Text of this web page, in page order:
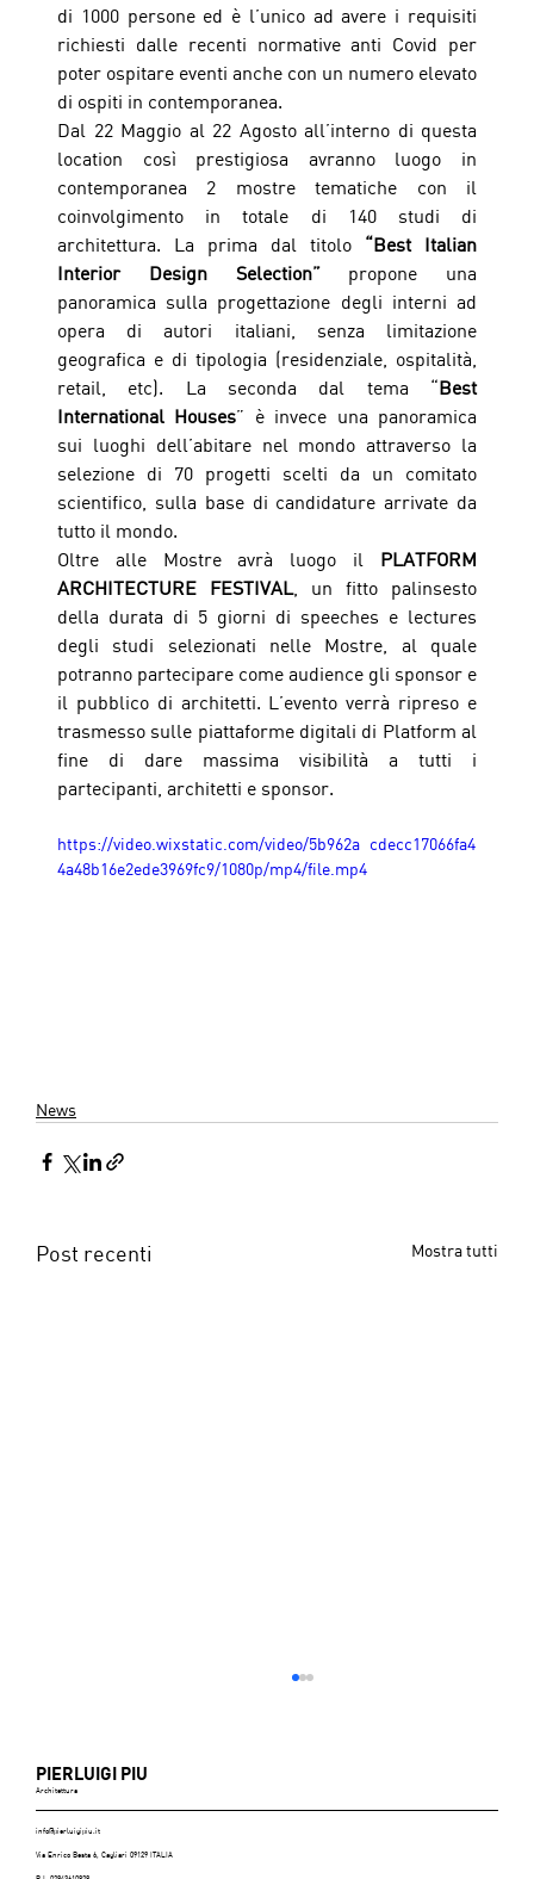
di 1000 persone ed è l’unico ad avere i requisiti
richiesti dalle recenti normative anti Covid per
poter ospitare eventi anche con un numero elevato
di ospiti in contemporanea.
Dal 22 Maggio al 22 Agosto all’interno di questa
location così prestigiosa avranno luogo in
contemporanea 2 mostre tematiche con il
coinvolgimento in totale di 140 studi di
architettura. La prima dal titolo “Best Italian
Interior Design Selection” propone una
panoramica sulla progettazione degli interni ad
opera di autori italiani, senza limitazione
geografica e di tipologia (residenziale, ospitalità,
retail, etc). La seconda dal tema “Best
International Houses” è invece una panoramica
sui luoghi dell’abitare nel mondo attraverso la
selezione di 70 progetti scelti da un comitato
scientifico, sulla base di candidature arrivate da
tutto il mondo.
Oltre alle Mostre avrà luogo il PLATFORM
ARCHITECTURE FESTIVAL, un fitto palinsesto
della durata di 5 giorni di speeches e lectures
degli studi selezionati nelle Mostre, al quale
potranno partecipare come audience gli sponsor e
il pubblico di architetti. L’evento verrà ripreso e
trasmesso sulle piattaforme digitali di Platform al
fine di dare massima visibilità a tutti i
partecipanti, architetti e sponsor.
https://video.wixstatic.com/video/5b962a_cdecc17066fa4
4a48b16e2ede3969fc9/1080p/mp4/file.mp4
News
Post recenti Mostra tutti
Premio ANNODARTE 2.0
PIERLUIGI PIU
Architettura
Via Enrico Besta 6, Cagliari 09129 ITALIA
info@pierluigipiu.it